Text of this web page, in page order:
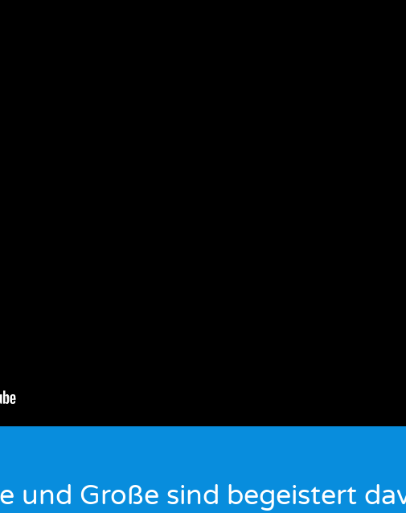
und Große sind begeistert